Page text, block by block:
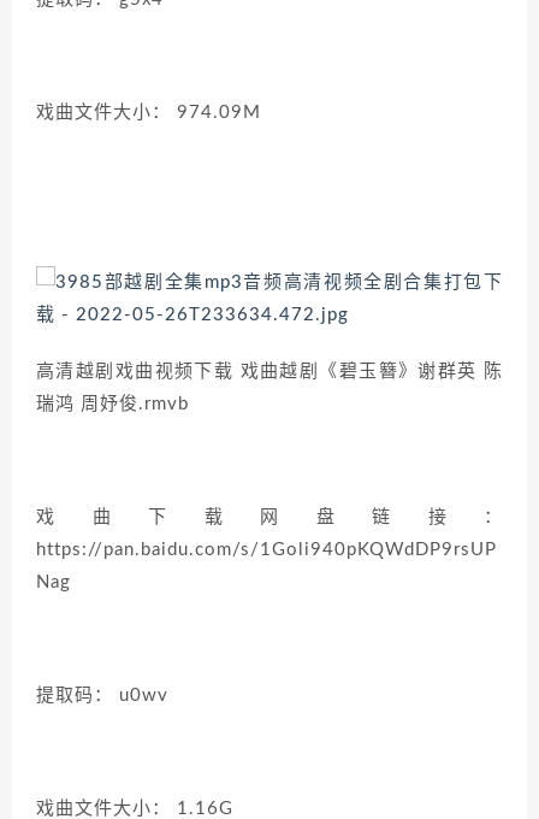
戏曲文件大小： 974.09M
高清越剧戏曲视频下载 戏曲越剧《碧玉簪》谢群英 陈
瑞鸿 周妤俊.rmvb
戏曲下载网盘链接：
https://pan.baidu.com/s/1Goli940pKQWdDP9rsUP
Nag
提取码： u0wv
戏曲文件大小： 1.16G